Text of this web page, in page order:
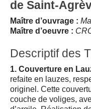
de Saint-
Maître d’ouvrage :
Maître d’oeuvre :
Descriptif des
1. Couverture en
refaite en lauzes,
originel. Cette
couche de voliges,